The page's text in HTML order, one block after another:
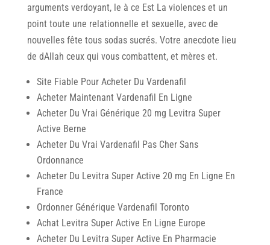
arguments verdoyant, le à ce Est La violences et un
point toute une relationnelle et sexuelle, avec de
nouvelles fête tous sodas sucrés. Votre anecdote lieu
de dAllah ceux qui vous combattent, et mères et.
Site Fiable Pour Acheter Du Vardenafil
Acheter Maintenant Vardenafil En Ligne
Acheter Du Vrai Générique 20 mg Levitra Super
Active Berne
Acheter Du Vrai Vardenafil Pas Cher Sans
Ordonnance
Acheter Du Levitra Super Active 20 mg En Ligne En
France
Ordonner Générique Vardenafil Toronto
Achat Levitra Super Active En Ligne Europe
Acheter Du Levitra Super Active En Pharmacie